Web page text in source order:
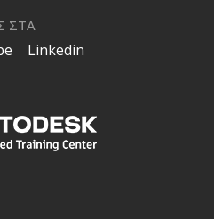
ΣΤΑ
Linkedin